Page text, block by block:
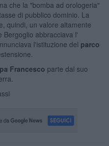
che la "bomba ad orologeria"
di pubblico dominio. La
quindi, un valore altamente
Bergoglio abbracciava l'
l'istituzione del parco
Francesco parte dal suo